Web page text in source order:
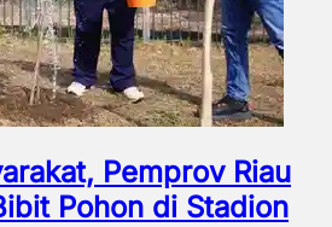
Pemprov Riau
Pohon di Stadion